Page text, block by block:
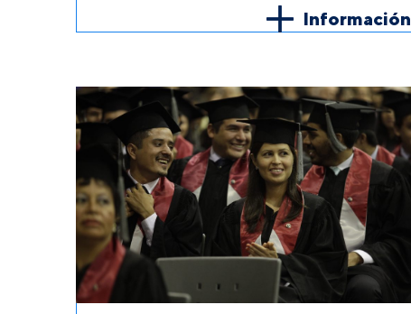
Información